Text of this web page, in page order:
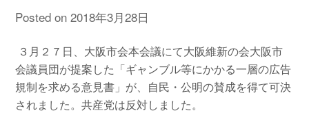
Posted on2018年3月28日
３月２７日、大阪市会本会議にて大阪維新の会大阪市
会議員団が提案した「ギャンブル等にかかる一層の広告
規制を求める意見書」が、自民・公明の賛成を得て可決
されました。共産党は反対しました。